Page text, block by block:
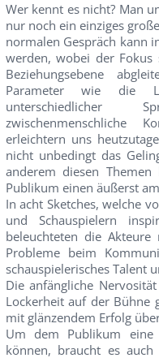
Wer kennt es nicht? Man
nur noch ein einziges
normalen Gespräch kann
werden, wobei der
Beziehungsebene
Parameter wie die
unterschiedlicher
zwischenmenschliche
erleichtern uns
nicht unbedingt das
anderem diesen
Publikum einen äußerst
In acht Sketches, welche
und Schauspielern
beleuchteten die
Probleme beim
schauspielerisches Talent
Die anfängliche
Lockerheit auf der Bühne
mit glänzendem Erfolg
Um dem Publikum
können, braucht es